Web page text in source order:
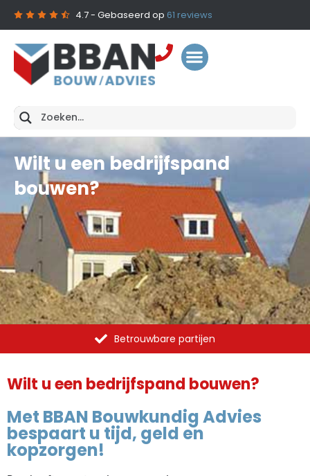
4.7- Gebaseerd op 61 reviews
Wilt u een bedrijfspand
bouwen?
Betrouwbare partijen
Wilt u een bedrijfspand bouwen?
Met BBAN Bouwkundig Advies
bespaart u tijd, geld en
kopzorgen!